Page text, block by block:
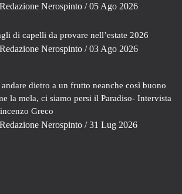
Redazione Nerospinto / 05 Ago 2026
di capelli da provare nell’estate 2026
Redazione Nerospinto / 03 Ago 2026
andare dietro a un frutto neanche così buono
la mela, ci siamo persi il Paradiso- Intervista
Greco
Redazione Nerospinto / 31 Lug 2026